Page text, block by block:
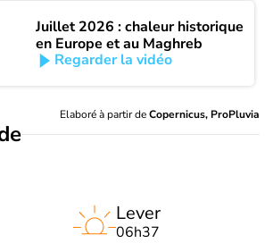
Juillet 2026 : chaleur historique
en Europe et au Maghreb
Regarder la vidéo
Elaboré à partir deCopernicus, ProPluvia
Lever
06h37